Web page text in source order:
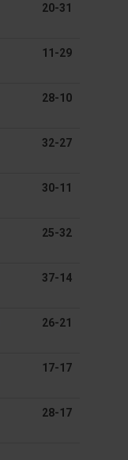
20-31
11-29
28-10
32-27
30-11
25-32
37-14
26-21
17-17
28-17